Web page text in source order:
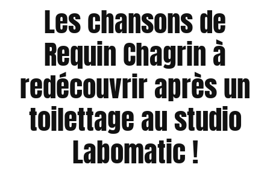
Les chansons de
Requin Chagrin à
redécouvrir après un
toilettage au studio
Labomatic !